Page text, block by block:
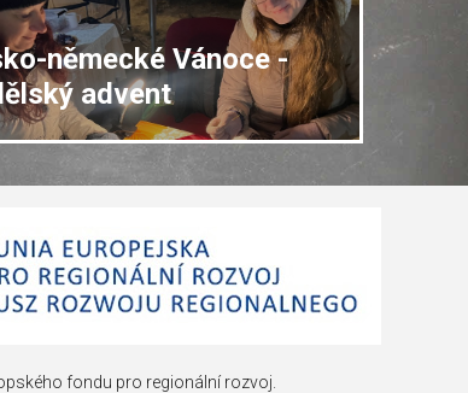
německé Vánoce -
advent
fondu pro regionální rozvoj.